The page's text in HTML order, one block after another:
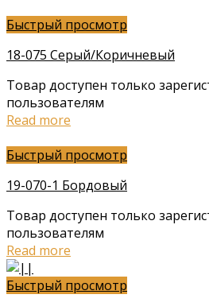
Быстрый просмотр
18-075 Серый/Коричневый
Товар доступен только
пользователям
Read more
Быстрый просмотр
19-070-1 Бордовый
Товар доступен только
пользователям
Read more
Быстрый просмотр